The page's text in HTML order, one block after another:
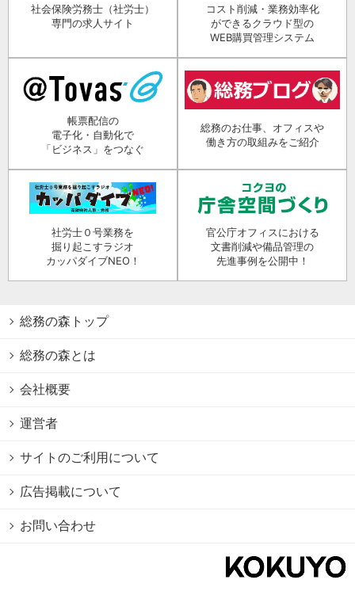
社会保険労務士（社労士）
専門の求人サイト
コスト削減・業務効率化
ができるクラウド型の
WEB購買管理システム
帳票配信の
電子化・自動化で
「ビジネス」をつなぐ
総務のお仕事、オフィスや
働き方の取組みをご紹介
社労士０号業務を
掘り起こすラジオ
カッパダイブNEO！
官公庁オフィスにおける
文書削減や備品管理の
先進事例を公開中！
総務の森トップ
総務の森とは
会社概要
運営者
サイトのご利用について
広告掲載について
お問い合わせ